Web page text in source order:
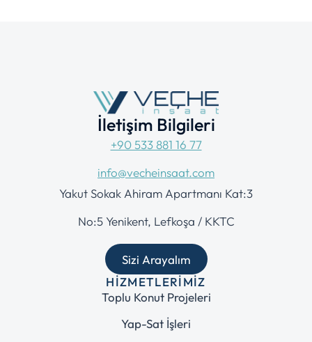
İletişim Bilgileri
+90 533 881 16 77
info@vecheinsaat.com
Yakut Sokak Ahiram Apartmanı Kat:3
No:5 Yenikent, Lefkoşa / KKTC
Sizi Arayalım
HIZMETLERIMIZ
Toplu Konut Projeleri
Yap-Sat İşleri